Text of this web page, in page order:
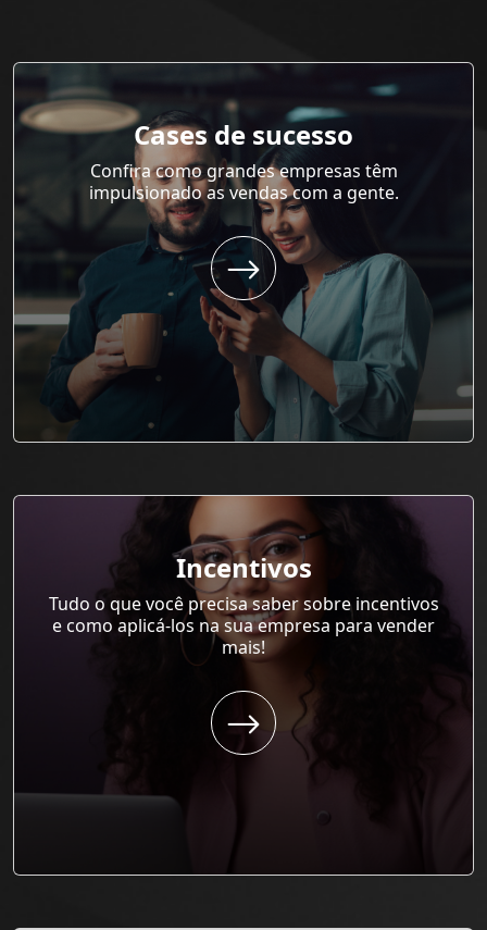
Cases de sucesso
Confira como grandes empresas têm
impulsionado as vendas com a gente.
Incentivos
Tudo o que você precisa saber sobre incentivos
e como aplicá-los na sua empresa para vender
mais!